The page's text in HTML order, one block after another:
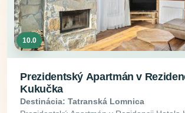
10.0
Prezidentský Apartmán v
Kukučka
Destinácia: Tatranská Lomnica